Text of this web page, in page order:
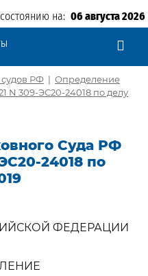
на: 06 августа 2026
РФ | Определение
N 309-ЭС20-24018 по делу
Суда РФ
24018 по
ФЕДЕРАЦИИ